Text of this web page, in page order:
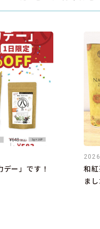
ー」です！
和
ま